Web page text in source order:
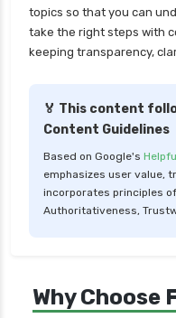
Hdfc Ergo General
Care Classic Plan
Care Supreme
Care Supreme Plan
Care Health
topics so that you can
take the right steps with
keeping transparency,
🏅 This content
Content Guidelines
Based on Google's
emphasizes user value,
incorporates principles
Authoritativeness,
Why Choose